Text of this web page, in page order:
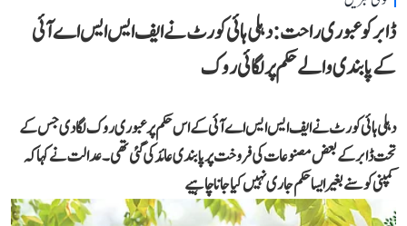
ڈابر کو عبوری راحت: دہلی ہائی کورٹ نے ایف ایس ایس اے آئی
کے پابندی والے حکم پر لگائی روک
دہلی ہائی کورٹ نے ایف ایس ایس اے آئی کے اس حکم پر عبوری روک لگا دی جس کے
تحت ڈابر کے بعض مصنوعات کی فروخت پر پابندی عائد کی گئی تھی۔ عدالت نے کہا کہ
کمپنی کو سنے بغیر ایسا حکم جاری نہیں کیا جانا چاہیے